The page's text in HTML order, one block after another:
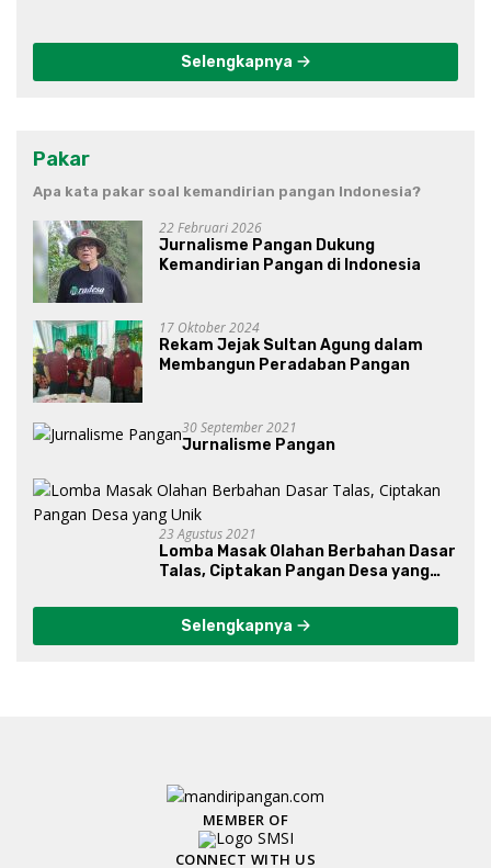
Selengkapnya
Pakar
Apa kata pakar soal kemandirian pangan Indonesia?
22 Februari 2026
Jurnalisme Pangan Dukung
Kemandirian Pangan di Indonesia
17 Oktober 2024
Rekam Jejak Sultan Agung dalam
Membangun Peradaban Pangan
30 September 2021
Jurnalisme Pangan
23 Agustus 2021
Lomba Masak Olahan Berbahan Dasar
Talas, Ciptakan Pangan Desa yang
Selengkapnya
MEMBER OF
CONNECT WITH US